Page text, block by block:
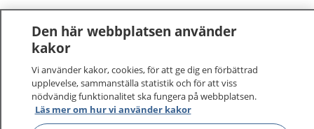
Den här webbplatsen använder
kakor
Vi använder kakor, cookies, för att ge dig en förbättrad
upplevelse, sammanställa statistik och för att viss
nödvändig funktionalitet ska fungera på webbplatsen.
Läs mer om hur vi använder kakor